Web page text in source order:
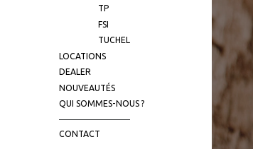
TP
FSI
TUCHEL
LOCATIONS
DEALER
NOUVEAUTÉS
QUI SOMMES-NOUS ?
CONTACT